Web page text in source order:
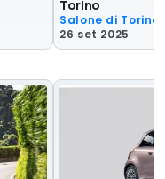
Torino
Salone di Torino
26 set 2025